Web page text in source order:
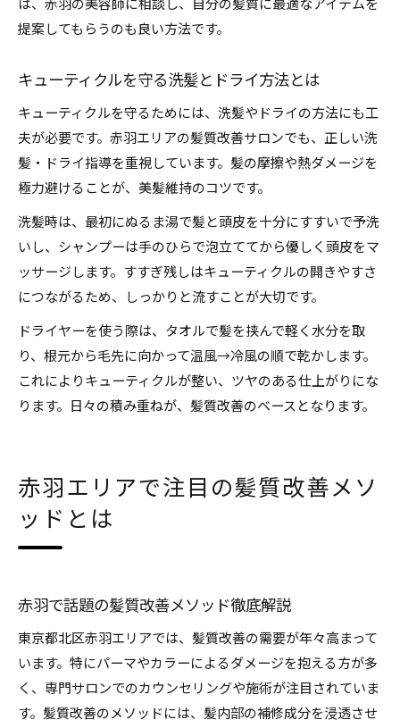
は、赤羽の美容師に相談し、自分の髪質に最適なアイテムを
提案してもらうのも良い方法です。
キューティクルを守る洗髪とドライ方法とは
キューティクルを守るためには、洗髪やドライの方法にも工
夫が必要です。赤羽エリアの髪質改善サロンでも、正しい洗
髪・ドライ指導を重視しています。髪の摩擦や熱ダメージを
極力避けることが、美髪維持のコツです。
洗髪時は、最初にぬるま湯で髪と頭皮を十分にすすいで予洗
いし、シャンプーは手のひらで泡立ててから優しく頭皮をマ
ッサージします。すすぎ残しはキューティクルの開きやすさ
につながるため、しっかりと流すことが大切です。
ドライヤーを使う際は、タオルで髪を挟んで軽く水分を取
り、根元から毛先に向かって温風→冷風の順で乾かします。
これによりキューティクルが整い、ツヤのある仕上がりにな
ります。日々の積み重ねが、髪質改善のベースとなります。
赤羽エリアで注目の髪質改善メソ
ッドとは
赤羽で話題の髪質改善メソッド徹底解説
東京都北区赤羽エリアでは、髪質改善の需要が年々高まって
います。特にパーマやカラーによるダメージを抱える方が多
く、専門サロンでのカウンセリングや施術が注目されていま
す。髪質改善のメソッドには、髪内部の補修成分を浸透させ